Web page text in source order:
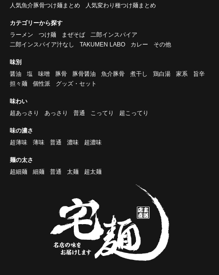
人気魚介豚骨つけ麺まとめ
人気変わり種つけ麺まとめ
カテゴリーから探す
ラーメン
つけ麺 まぜそば
二郎インスパイア
二郎インスパイア汁なし
TAKUMEN LABO カレー その他
味別
醤油
塩 味噌 豚骨 豚骨醤油 魚介豚骨 煮干し 鶏白湯 家系
旨辛
担々麺
個性派 グッズ・セット
味わい
超あっさり
あっさり 普通 こってり 超こってり
味の濃さ
超薄味
薄味 普通 濃味 超濃味
麺の太さ
超細麺
細麺 普通 太麺 超太麺